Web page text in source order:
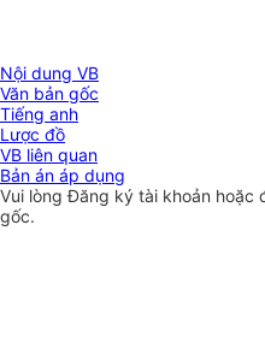
Nội dung VB
Văn bản gốc
Tiếng anh
Lược đồ
VB liên quan
Bản án áp dụng
Vui lòngĐăng ký tài khoản hoặc
gốc.